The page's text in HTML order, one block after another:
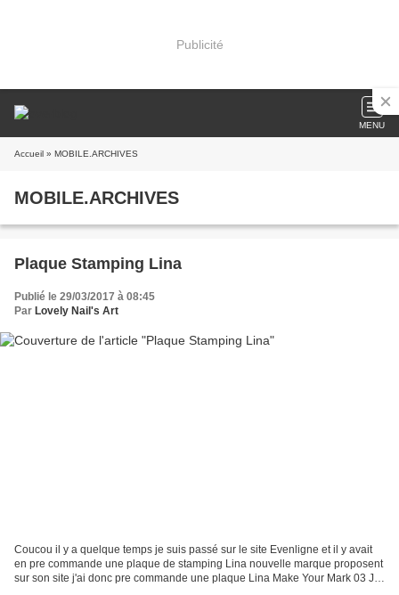
Publicité
MENU
Accueil » MOBILE.ARCHIVES
MOBILE.ARCHIVES
Plaque Stamping Lina
Publié le 29/03/2017 à 08:45
Par Lovely Nail's Art
Coucou il y a quelque temps je suis passé sur le site Evenligne et il y avait
en pre commande une plaque de stamping Lina nouvelle marque proposent
sur son site j'ai donc pre commande une plaque Lina Make Your Mark 03 J'ai